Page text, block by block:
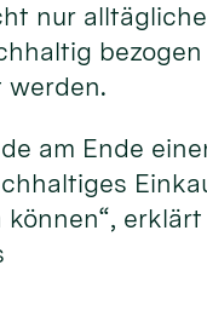
nur alltägliche
bezogen
werden.
am Ende
erklärt